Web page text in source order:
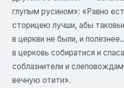
глупым русином»: «Равно
сторицею лучши, абы
в церкви не были, и
в церковь собиратися и
соблазнители и
вечную отити».